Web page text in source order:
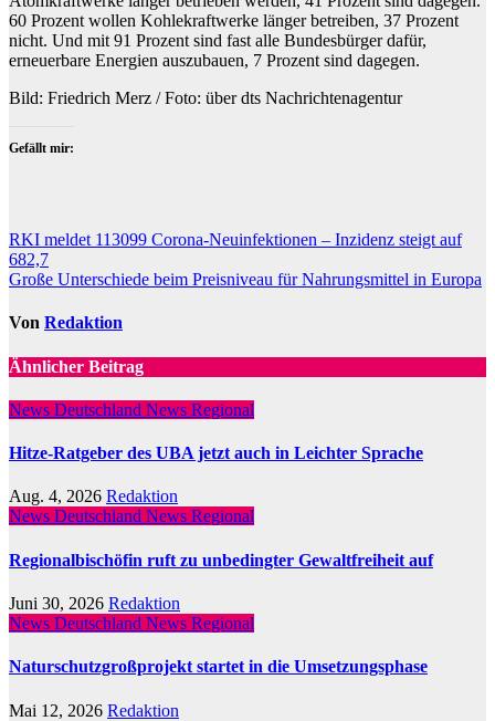
60 Prozent wollen Kohlekraftwerke länger betreiben, 37 Prozent
nicht. Und mit 91 Prozent sind fast alle Bundesbürger dafür,
erneuerbare Energien auszubauen, 7 Prozent sind dagegen.
Bild: Friedrich Merz / Foto: über dts Nachrichtenagentur
Gefällt mir:
Beitragsnavigation
RKI meldet 113099 Corona-Neuinfektionen – Inzidenz steigt auf
682,7
Große Unterschiede beim Preisniveau für Nahrungsmittel in Europa
Von Redaktion
Ähnlicher Beitrag
News Deutschland News Regional
Hitze-Ratgeber des UBA jetzt auch in Leichter Sprache
Aug. 4, 2026 Redaktion
News Deutschland News Regional
Regionalbischöfin ruft zu unbedingter Gewaltfreiheit auf
Juni 30, 2026 Redaktion
News Deutschland News Regional
Naturschutzgroßprojekt startet in die Umsetzungsphase
Mai 12, 2026 Redaktion